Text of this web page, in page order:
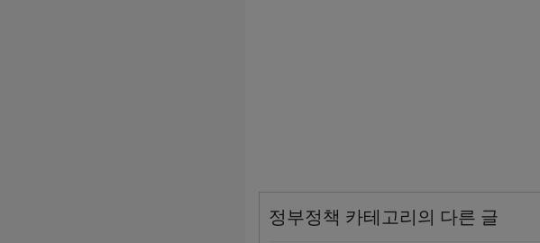
정부정책 카테고리의 다른 글